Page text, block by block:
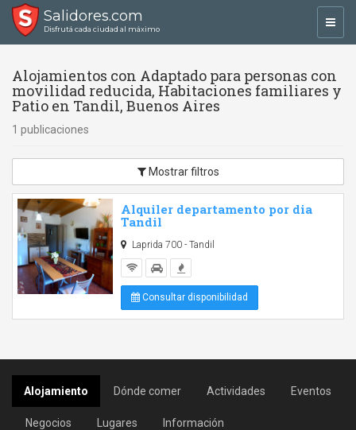
Salidores.com
Disfrutá cada ciudad al máximo
Alojamientos con Adaptado para personas con
movilidad reducida, Habitaciones familiares y
Patio en Tandil, Buenos Aires
1 publicaciones
Mostrar filtros
Alquiler departamento por dia
Tandil
Laprida 700 - Tandil
Consultar disponibilidad
Alojamiento Dónde comer Actividades Eventos
Negocios Lugares Información